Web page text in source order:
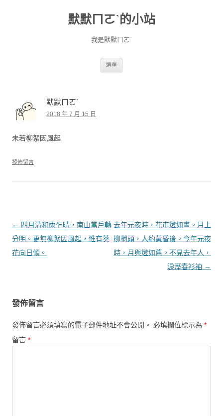
默默ㄇㄛˋ的小站
我是默默ㄇㄛˋ
選單
默默ㄇㄛˋ
2018 年 7 月 15 日
未若柳絮因風起
發佈留言
文章導覽
← 四月清和雨乍晴，南山當戶轉
分明。更無柳絮因風起，惟有葵
花向日傾。
去年元夜時，花市燈如晝。月上
柳梢頭，人約黃昏後。今年元夜
時，月與燈如舊。不見去年人，
淚溼春衫袖 →
發佈留言
發佈留言必須填寫的電子郵件地址不會公開。 必填欄位標示為 *
留言 *